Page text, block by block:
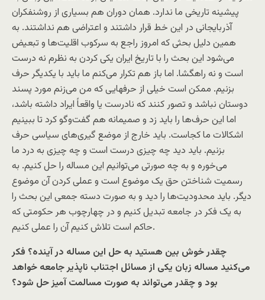
پیشینه تاریخی ما ندارد. ‌‌‌همان دوران هم بسیاری از روشنفکران
آذربایجانی در این خط قرار داشتند و اعتراضی هم نداشتند. به
همین دلیل بحثی که امروز راجع به سرکوب اقلیت‌ها و تبعیض
می‌شود این بحث را با تاریخ ایران یکی کردن به نظرم نه درست
است و نه راهگشا. اما باز هم تکرار می‌کنم ما باید با یکدیگر حرف
بزنیم. ممکن است خیلی از حرفهایی که من می‌زنم مورد پسند
دوستان نباشد و تصور کنند که نادرست یا واقعاً ایراد داشته باشد،
اما این حرف‌ها را باید زد و صمیمانه هم گفت‌و‌گو کرد تا ببینیم
اشکالات ما کجاست. باید خارج از موضع گیری‌های سیاسی حرف
بزنیم. باید دید چه چیزی درست است و چه چیزی به درد ما
می‌خوره و به چه صورتی می‌توانیم این مساله را حل کنیم. به
رسمیت شناختن حق یک موضوع است و عملی کردن آن موضوع
دیگر. باید محدودیت‌ها را دید و به صورت دسته جمعی این بحث را
به یک فکر در جامعه تبدیل کنیم و در چهارچوب هر حکومتی که
حاکم است تلاش کنیم آن را عملی کنیم.
چقدر خوش بین هستید به حل این مساله در آینده؟ فکر
می‌کنید مساله زبان یکی از مسائل اجتناب ناپذیر جامعه خواهد
بود و چقدر می‌تواند به صورت مسالمت آمیز حل شود؟